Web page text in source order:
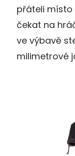
přáteli místo
čekat na
ve výbavě
milimetrové